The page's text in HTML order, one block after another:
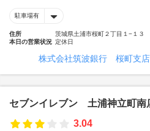
駐車場有
住所
茨城県土浦市桜町２丁目１−１３
本日の営業状況 定休日
株式会社筑波銀行 桜町支店
セブンイレブン 土浦神立町南
3.04